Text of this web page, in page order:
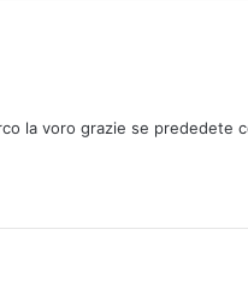
la voro grazie se prededete